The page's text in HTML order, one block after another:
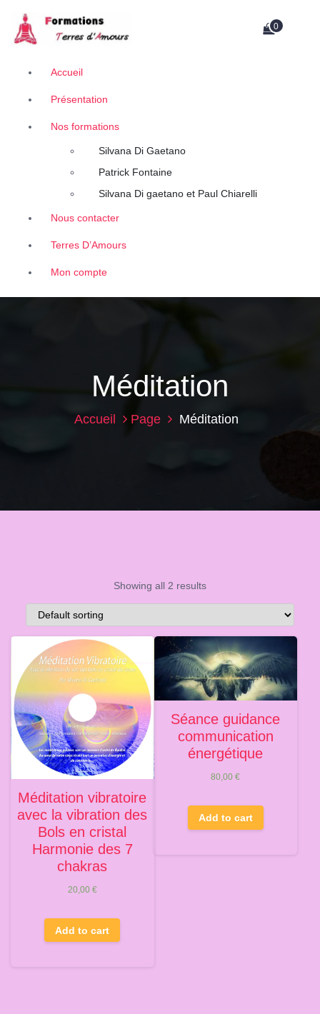
Retrouvez des contenus uniques de thérapeutes, auteurs et conférenciers.
0
Accueil
Présentation
Nos formations
Silvana Di Gaetano
Patrick Fontaine
Silvana Di gaetano et Paul Chiarelli
Nous contacter
Terres D’Amours
Mon compte
Méditation
Accueil Page Méditation
Showing all 2 results
Méditation vibratoire
avec la vibration des
Bols en cristal
Harmonie des 7
chakras
20,00 €
Add to cart
Séance guidance
communication
énergétique
80,00€
Add to cart